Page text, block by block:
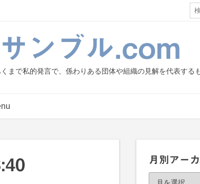
検
索:
ンブル.com
まで私的発言で、係わりある団体や組織の見解を代表する
月別アー